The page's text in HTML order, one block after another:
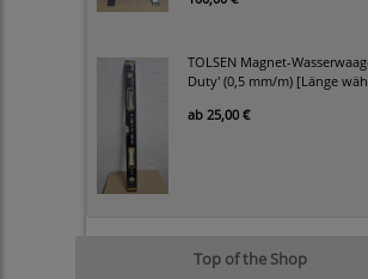
TOLSEN Magnet-
Duty' (0,5 mm/m) [Länge
ab 25,00 €
Top of the Shop